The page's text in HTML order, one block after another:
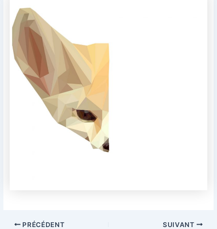
PRÉCÉDENT SUIVANT